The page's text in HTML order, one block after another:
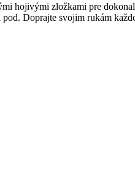
hojivými zložkami pre
Doprajte svojim rukám